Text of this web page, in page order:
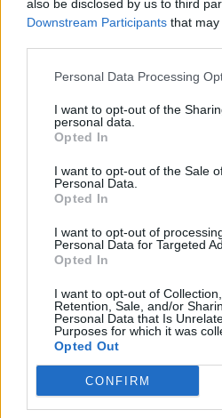
also be disclosed by us to third
Downstream Participants that
Personal Data Processing
I want to opt-out of the
personal data.
Opted In
I want to opt-out of the Sale
Personal Data.
Opted In
I want to opt-out of
Personal Data for Targeted
Opted In
I want to opt-out of Collection,
Retention, Sale, and/or
Personal Data that Is
Purposes for which it was
Opted Out
CONFIRM